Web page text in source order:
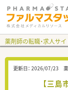
薬剤師の転職・求人サ
更新日： 2026/07/23
【三